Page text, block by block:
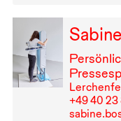
+49⁠ ⁠40⁠ ⁠23⁠